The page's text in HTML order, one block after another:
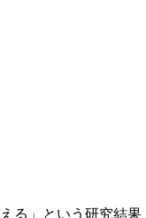
る」という研究結果